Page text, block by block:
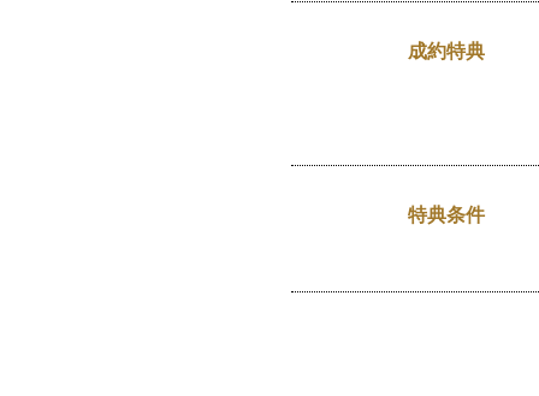
成約特典
特典条件